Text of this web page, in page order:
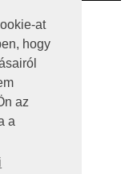
at
hogy
az
a